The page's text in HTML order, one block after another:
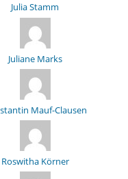
Julia Stamm
Juliane Marks
Mauf-Clausen
Roswitha Körner